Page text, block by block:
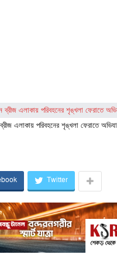
এলাকায় পরিবহনের শৃঙ্খলা ফেরাতে
Twitter